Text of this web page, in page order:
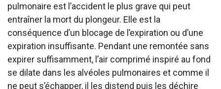
pulmonaire est l’accident le plus grave qui peut
entraîner la mort du plongeur. Elle est la
conséquence d’un blocage de l’expiration ou d’une
expiration insuffisante. Pendant une remontée sans
expirer suffisamment, l’air comprimé inspiré au fond
se dilate dans les alvéoles pulmonaires et comme il
ne peut s’échapper, il les distend puis les déchire